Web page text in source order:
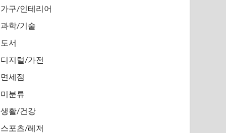
가구/인테리어
과학/기술
도서
디지털/가전
면세점
미분류
생활/건강
스포츠/레저